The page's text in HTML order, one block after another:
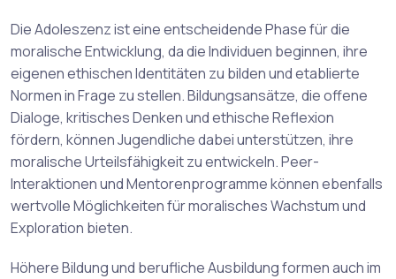
Die Adoleszenz ist eine entscheidende Phase für die
moralische Entwicklung, da die Individuen beginnen, ihre
eigenen ethischen Identitäten zu bilden und etablierte
Normen in Frage zu stellen. Bildungsansätze, die offene
Dialoge, kritisches Denken und ethische Reflexion
fördern, können Jugendliche dabei unterstützen, ihre
moralische Urteilsfähigkeit zu entwickeln. Peer-
Interaktionen und Mentorenprogramme können ebenfalls
wertvolle Möglichkeiten für moralisches Wachstum und
Exploration bieten.
Höhere Bildung und berufliche Ausbildung formen auch im